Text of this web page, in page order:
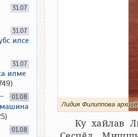
Лидия Филиппова
Ку хайлав
31.07
31.07
илсе
31.07
илме
01.08
01.08